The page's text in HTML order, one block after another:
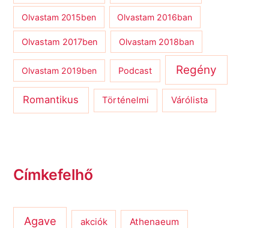
Olvastam 2015ben Olvastam 2016ban
Olvastam 2017ben Olvastam 2018ban
Olvastam 2019ben Podcast Regény
Romantikus Történelmi Várólista
Címkefelhő
Agave akciók Athenaeum